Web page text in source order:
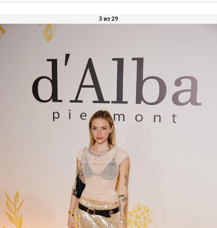
3 из 29